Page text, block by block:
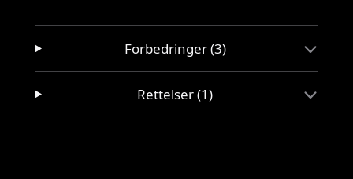
Forbedringer (3)
Rettelser (1)